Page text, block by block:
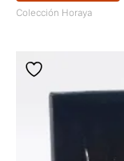
Colección Horaya